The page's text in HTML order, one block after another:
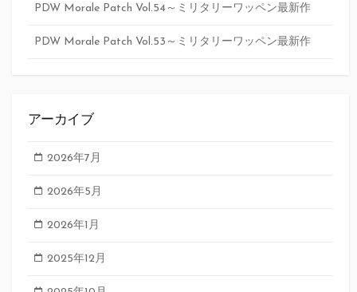
PDW Morale Patch Vol.54～ミリタリーワッペン最新作
PDW Morale Patch Vol.53～ミリタリーワッペン最新作
アーカイブ
2026年7月
2026年5月
2026年1月
2025年12月